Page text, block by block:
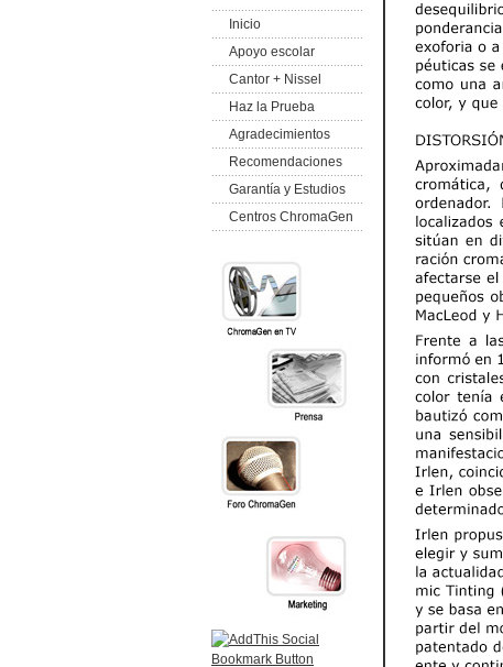
Inicio
Apoyo escolar
Cantor + Nissel
Haz la Prueba
Agradecimientos
Recomendaciones
Garantía y Estudios
Centros ChromaGen